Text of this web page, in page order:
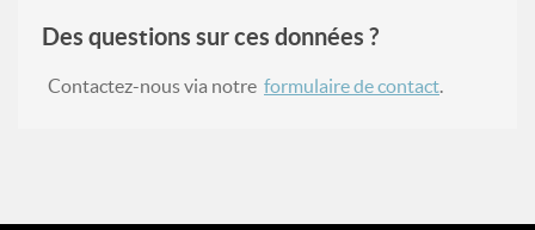
Des questions sur ces données ?
Contactez-nous via notre formulaire de contact.